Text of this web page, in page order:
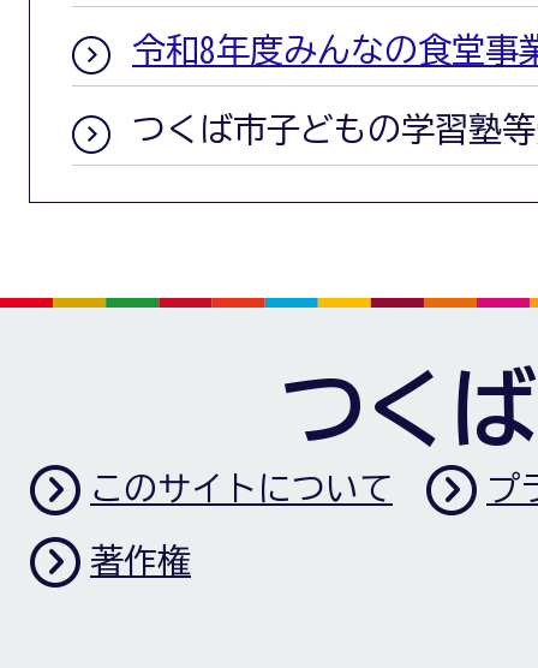
令和8年度みんなの食堂事
つくば市子どもの学習塾
つく
このサイトについて プ
著作権